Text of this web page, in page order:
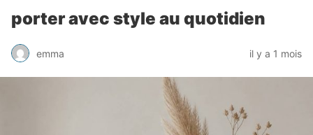
porter avec style au quotidien
emma il y a 1 mois